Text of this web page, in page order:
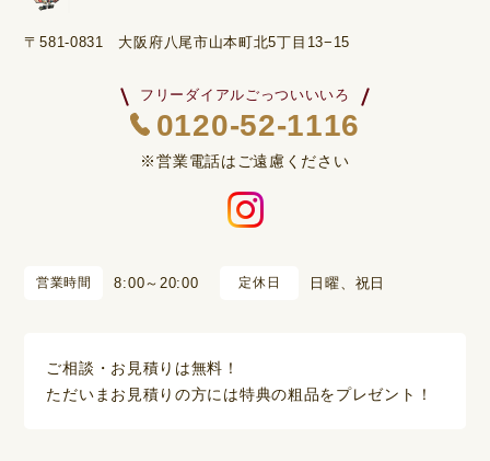
〒581-0831 大阪府八尾市山本町北5丁目13−15
フリーダイアルごっついいいろ
0120-52-1116
※営業電話はご遠慮ください
営業時間 8:00～20:00 定休日 日曜、祝日
ご相談・お見積りは無料！
ただいまお見積りの方には特典の粗品をプレゼント！